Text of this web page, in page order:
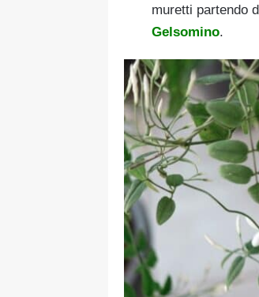
muretti partendo
Gelsomino.